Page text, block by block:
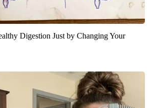
Digestion Just by Changing Your